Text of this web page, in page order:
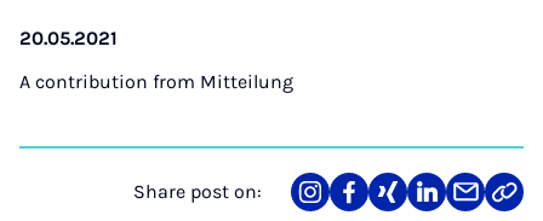
20.05.2021
A contribution from Mitteilung
Share post on:
ShareTeilenTeilenTeilenTeilenLink